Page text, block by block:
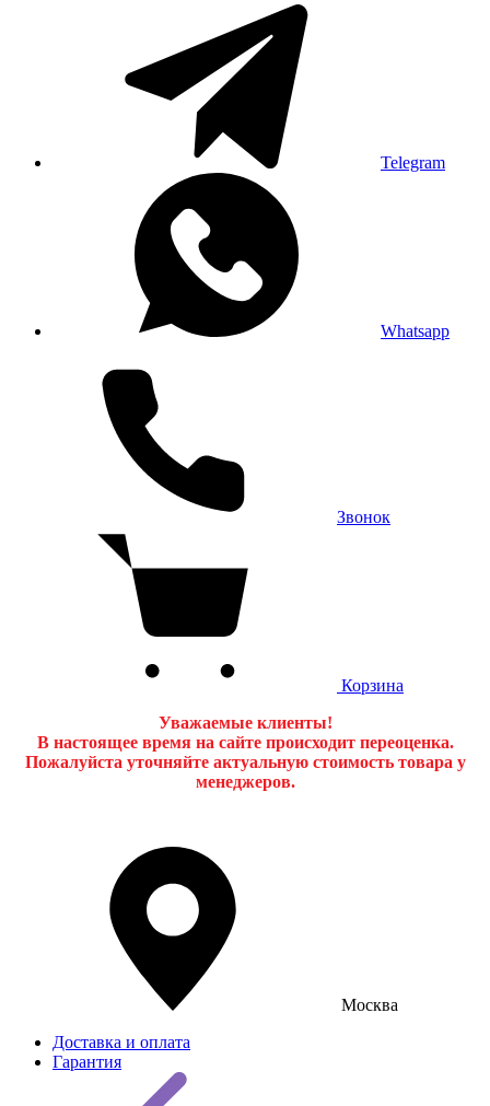
Telegram
Whatsapp
Звонок
Корзина
Уважаемые клиенты!
В настоящее время на сайте происходит переоценка.
Пожалуйста уточняйте актуальную стоимость товара у
менеджеров.
Москва
Доставка и оплата
Гарантия